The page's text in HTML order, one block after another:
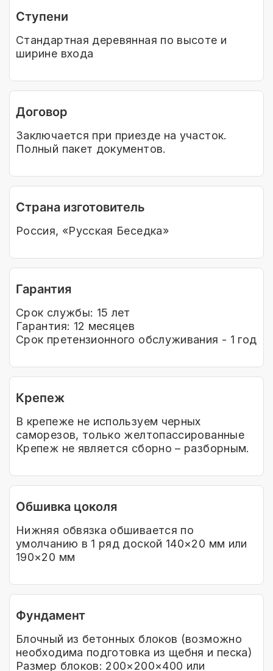
Ступени
Стандартная деревянная по высоте и
ширине входа
Договор
Заключается при приезде на участок.
Полный пакет документов.
Страна изготовитель
Россия, «Русская Беседка»
Гарантия
Срок службы: 15 лет
Гарантия: 12 месяцев
Срок претензионного обслуживания - 1 год
Крепеж
В крепеже не используем черных
саморезов, только желтопассированные
Крепеж не является сборно – разборным.
Обшивка цоколя
Нижняя обвязка обшивается по
умолчанию в 1 ряд доской 140×20 мм или
190×20 мм
Фундамент
Блочный из бетонных блоков (возможно
необходима подготовка из щебня и песка)
Размер блоков: 200×200×400 или